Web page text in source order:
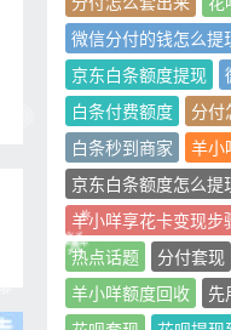
微信分付的钱怎么提
京东白条额度提现
白条付费额度
分付
白条秒到商家
羊小
京东白条额度怎么提
羊小咩享花卡变现步
热点话题
分付套现
羊小咩额度回收
先